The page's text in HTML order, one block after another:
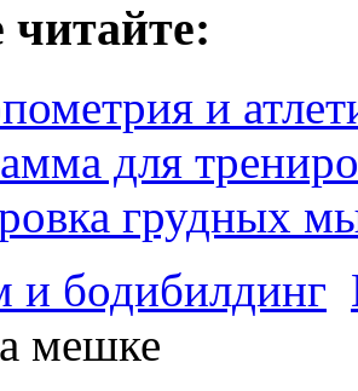
и
для
грудных
и бодибилдинг
мешке